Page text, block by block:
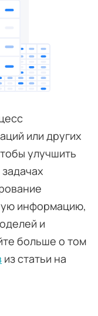
или других
улучшить
информацию,
и
больше о том
из статьи на